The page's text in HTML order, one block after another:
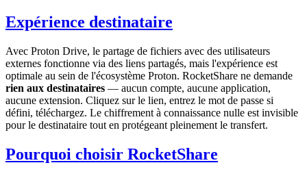
Expérience destinataire
Avec Proton Drive, le partage de fichiers avec des utilisateurs
externes fonctionne via des liens partagés, mais l'expérience est
optimale au sein de l'écosystème Proton. RocketShare ne demande
rien aux destinataires — aucun compte, aucune application,
aucune extension. Cliquez sur le lien, entrez le mot de passe si
défini, téléchargez. Le chiffrement à connaissance nulle est invisible
pour le destinataire tout en protégeant pleinement le transfert.
Pourquoi choisir RocketShare